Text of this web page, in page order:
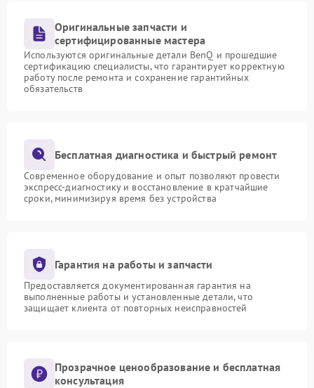
Оригинальные запчасти и
сертифицированные мастера
Используются оригинальные детали BenQ и прошедшие
сертификацию специалисты, что гарантирует корректную
работу после ремонта и сохранение гарантийных
обязательств
Бесплатная диагностика и быстрый ремонт
Современное оборудование и опыт позволяют провести
экспресс-диагностику и восстановление в кратчайшие
сроки, минимизируя время без устройства
Гарантия на работы и запчасти
Предоставляется документированная гарантия на
выполненные работы и установленные детали, что
защищает клиента от повторных неисправностей
Прозрачное ценообразование и бесплатная
консультация